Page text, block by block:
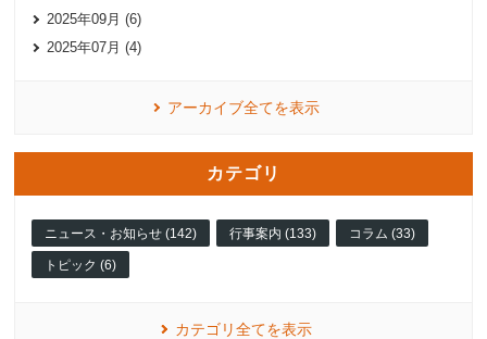
2025年09月 (6)
2025年07月 (4)
アーカイブ全てを表示
カテゴリ
ニュース・お知らせ (142) 行事案内 (133) コラム (33)
トピック (6)
カテゴリ全てを表示